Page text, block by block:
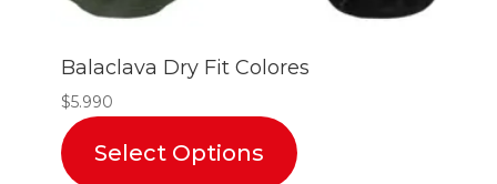
Balaclava Dry Fit Colores
$5.990
Select Options